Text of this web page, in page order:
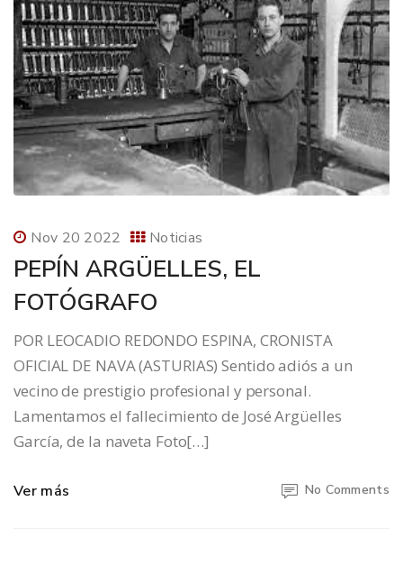
Nov 20 2022 Noticias
PEPÍN ARGÜELLES, EL
FOTÓGRAFO
POR LEOCADIO REDONDO ESPINA, CRONISTA
OFICIAL DE NAVA (ASTURIAS) Sentido adiós a un
vecino de prestigio profesional y personal.
Lamentamos el fallecimiento de José Argüelles
García, de la naveta Foto[…]
Ver más No Comments